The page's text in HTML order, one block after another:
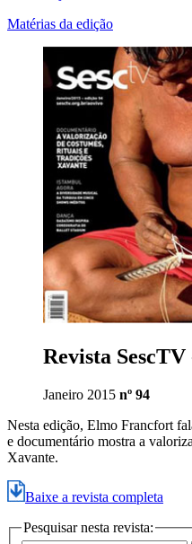
Matérias da edição
Revista SescTV
Janeiro 2015 nº 94
Nesta edição, Elmo Francfort
e documentário mostra a
Xavante.
Baixe a revista completa
Pesquisar nesta revista: